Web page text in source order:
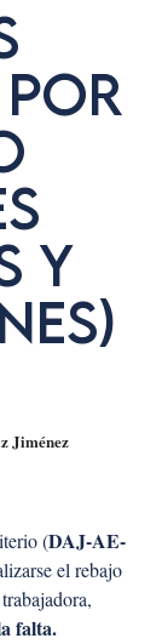
Y
Jiménez
(DAJ-AE-
el rebajo
falta.